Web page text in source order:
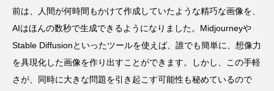
前は、人間が何時間もかけて作成していたような精巧な画像を、
AIはほんの数秒で生成できるようになりました。Midjourneyや
Stable Diffusionといったツールを使えば、誰でも簡単に、想像力
を具現化した画像を作り出すことができます。しかし、この手軽
さが、同時に大きな問題を引き起こす可能性も秘めているので